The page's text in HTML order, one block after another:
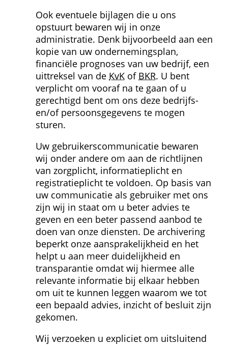
Ook eventuele bijlagen die u ons
opstuurt bewaren wij in onze
administratie. Denk bijvoorbeeld aan een
kopie van uw ondernemings­plan,
financiële prognoses van uw bedrijf, een
uittreksel van de KvK of BKR. U bent
verplicht om vooraf na te gaan of u
gerechtigd bent om ons deze bedrijfs-
en/of persoons­gegevens te mogen
sturen.
Uw gebruikers­communicatie bewaren
wij onder andere om aan de richtlijnen
van zorgplicht, informatieplicht en
registratieplicht te voldoen. Op basis van
uw communicatie als gebruiker met ons
zijn wij in staat om u beter advies te
geven en een beter passend aanbod te
doen van onze diensten. De archivering
beperkt onze aansprakelijkheid en het
helpt u aan meer duidelijkheid en
transparantie omdat wij hiermee alle
relevante informatie bij elkaar hebben
om uit te kunnen leggen waarom we tot
een bepaald advies, inzicht of besluit zijn
gekomen.
Wij verzoeken u expliciet om uitsluitend